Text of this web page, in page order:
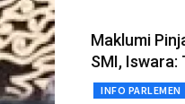
Maklumi
SMI,
INFO PARLEMEN